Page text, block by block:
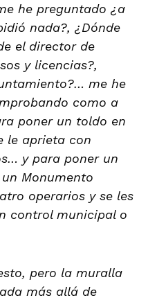
he preguntado ¿a
nada?, ¿Dónde
el director de
y licencias?,
me he
como a
poner un toldo en
le aprieta con
y para poner un
Monumento
operarios y se les
control municipal o
pero la muralla
más allá de